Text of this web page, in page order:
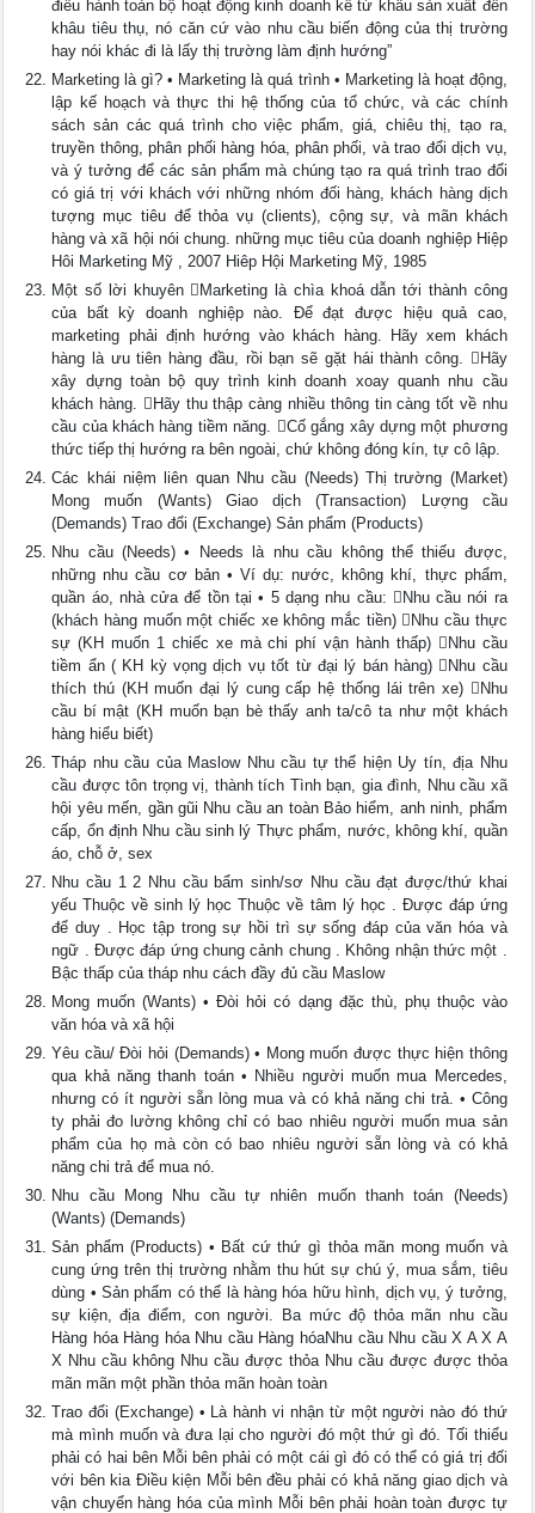
điều hành toàn bộ hoạt động kinh doanh kể từ khâu sản xuất đến
khâu tiêu thụ, nó căn cứ vào nhu cầu biến động của thị trường
hay nói khác đi là lấy thị trường làm định hướng”
Marketing là gì? • Marketing là quá trình • Marketing là hoạt động,
lập kế hoạch và thực thi hệ thống của tổ chức, và các chính
sách sản các quá trình cho việc phẩm, giá, chiêu thị, tạo ra,
truyền thông, phân phối hàng hóa, phân phối, và trao đổi dịch vụ,
và ý tưởng để các sản phẩm mà chúng tạo ra quá trình trao đổi
có giá trị với khách với những nhóm đối hàng, khách hàng dịch
tượng mục tiêu để thỏa vụ (clients), cộng sự, và mãn khách
hàng và xã hội nói chung. những mục tiêu của doanh nghiệp Hiệp
Hôi Marketing Mỹ , 2007 Hiêp Hội Marketing Mỹ, 1985
Một số lời khuyên Marketing là chìa khoá dẫn tới thành công
của bất kỳ doanh nghiệp nào. Để đạt được hiệu quả cao,
marketing phải định hướng vào khách hàng. Hãy xem khách
hàng là ưu tiên hàng đầu, rồi bạn sẽ gặt hái thành công. Hãy
xây dựng toàn bộ quy trình kinh doanh xoay quanh nhu cầu
khách hàng. Hãy thu thập càng nhiều thông tin càng tốt về nhu
cầu của khách hàng tiềm năng. Cố gắng xây dựng một phương
thức tiếp thị hướng ra bên ngoài, chứ không đóng kín, tự cô lập.
Các khái niệm liên quan Nhu cầu (Needs) Thị trường (Market)
Mong muốn (Wants) Giao dịch (Transaction) Lượng cầu
(Demands) Trao đổi (Exchange) Sản phẩm (Products)
Nhu cầu (Needs) • Needs là nhu cầu không thể thiếu được,
những nhu cầu cơ bản • Ví dụ: nước, không khí, thực phẩm,
quần áo, nhà cửa để tồn tại • 5 dạng nhu cầu: Nhu cầu nói ra
(khách hàng muốn một chiếc xe không mắc tiền) Nhu cầu thực
sự (KH muốn 1 chiếc xe mà chi phí vận hành thấp) Nhu cầu
tiềm ẩn ( KH kỳ vọng dịch vụ tốt từ đại lý bán hàng) Nhu cầu
thích thú (KH muốn đại lý cung cấp hệ thống lái trên xe) Nhu
cầu bí mật (KH muốn bạn bè thấy anh ta/cô ta như một khách
hàng hiểu biết)
Tháp nhu cầu của Maslow Nhu cầu tự thể hiện Uy tín, địa Nhu
cầu được tôn trọng vị, thành tích Tình bạn, gia đình, Nhu cầu xã
hội yêu mến, gần gũi Nhu cầu an toàn Bảo hiểm, anh ninh, phẩm
cấp, ổn định Nhu cầu sinh lý Thực phẩm, nước, không khí, quần
áo, chỗ ở, sex
Nhu cầu 1 2 Nhu cầu bẩm sinh/sơ Nhu cầu đạt được/thứ khai
yếu Thuộc về sinh lý học Thuộc về tâm lý học . Được đáp ứng
để duy . Học tập trong sự hồi trì sự sống đáp của văn hóa và
ngữ . Được đáp ứng chung cảnh chung . Không nhận thức một .
Bậc thấp của tháp nhu cách đầy đủ cầu Maslow
Mong muốn (Wants) • Đòi hỏi có dạng đặc thù, phụ thuộc vào
văn hóa và xã hội
Yêu cầu/ Đòi hỏi (Demands) • Mong muốn được thực hiện thông
qua khả năng thanh toán • Nhiều người muốn mua Mercedes,
nhưng có ít người sẵn lòng mua và có khả năng chi trả. • Công
ty phải đo lường không chỉ có bao nhiêu người muốn mua sản
phẩm của họ mà còn có bao nhiêu người sẵn lòng và có khả
năng chi trả để mua nó.
Nhu cầu Mong Nhu cầu tự nhiên muốn thanh toán (Needs)
(Wants) (Demands)
Sản phẩm (Products) • Bất cứ thứ gì thỏa mãn mong muốn và
cung ứng trên thị trường nhằm thu hút sự chú ý, mua sắm, tiêu
dùng • Sản phẩm có thể là hàng hóa hữu hình, dịch vụ, ý tưởng,
sự kiện, địa điểm, con người. Ba mức độ thỏa mãn nhu cầu
Hàng hóa Hàng hóa Nhu cầu Hàng hóaNhu cầu Nhu cầu X A X A
X Nhu cầu không Nhu cầu được thỏa Nhu cầu được được thỏa
mãn mãn một phần thỏa mãn hoàn toàn
Trao đổi (Exchange) • Là hành vi nhận từ một người nào đó thứ
mà mình muốn và đưa lại cho người đó một thứ gì đó. Tối thiểu
phải có hai bên Mỗi bên phải có một cái gì đó có thể có giá trị đối
với bên kia Điều kiện Mỗi bên đều phải có khả năng giao dịch và
vận chuyển hàng hóa của mình Mỗi bên phải hoàn toàn được tự